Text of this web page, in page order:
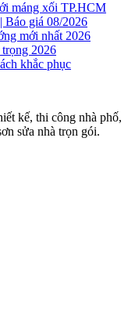
máng xối TP.HCM
Báo giá 08/2026
mới nhất 2026
2026
khắc phục
kế, thi công nhà phố,
sửa nhà trọn gói.